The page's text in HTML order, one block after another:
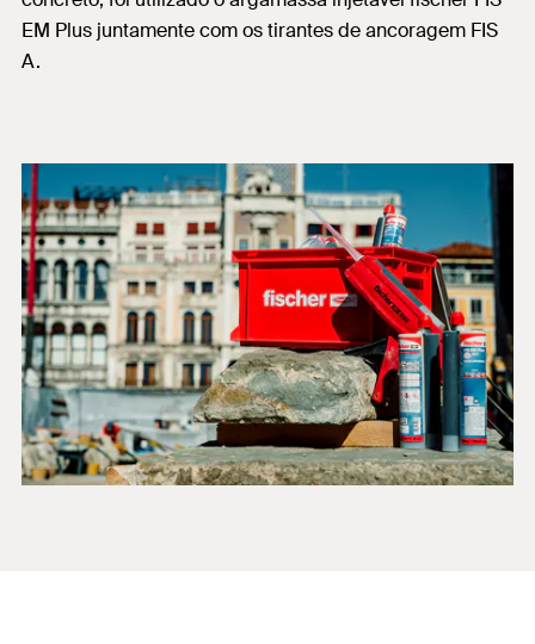
EM Plus juntamente com os tirantes de ancoragem FIS
A.